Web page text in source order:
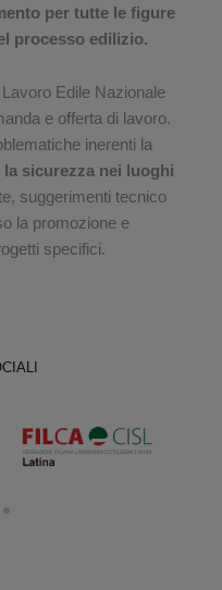
per tutte le figure
processo edilizio.
Edile Nazionale
e offerta di lavoro.
inerenti la
sicurezza nei luoghi
suggerimenti tecnico
la promozione e
specifici.